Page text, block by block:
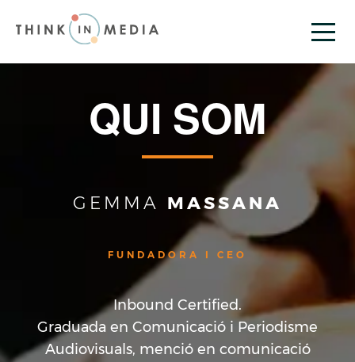
QUI SOM
GEMMA MASSANA
FUNDADORA I CEO
Inbound Certified.
Graduada en Comunicació i Periodisme
Audiovisuals, menció en comunicació